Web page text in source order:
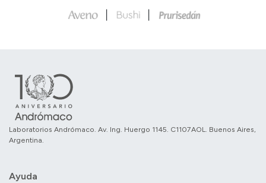
Laboratorios Andrómaco. Av. Ing. Huergo 1145. C1107AOL. Buenos Aires,
Argentina.
Ayuda